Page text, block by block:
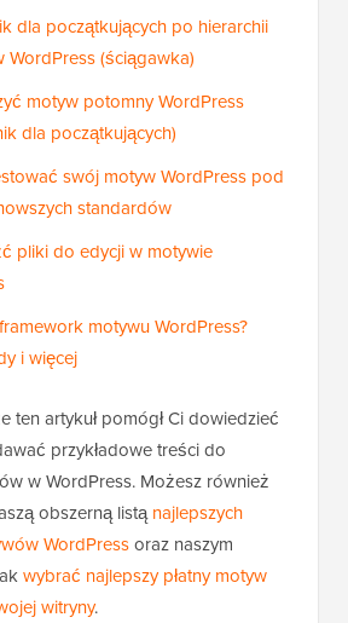
dla początkujących po hierarchii
WordPress (ściągawka)
motyw potomny WordPress
dla początkujących)
swój motyw WordPress pod
standardów
pliki do edycji w motywie
motywu WordPress?
i więcej
ten artykuł pomógł Ci dowiedzieć
przykładowe treści do
w WordPress. Możesz również
obszerną listąnajlepszych
WordPressoraz naszym
wybrać najlepszy płatny motyw
witryny.